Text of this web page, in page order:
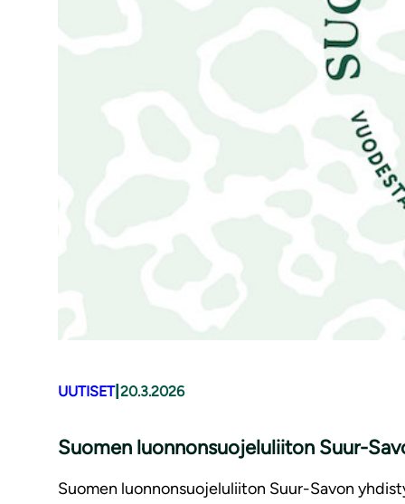
UUTISET| 20.3.2026
Suomen luonnonsuojeluliiton Suur-
Suomen luonnonsuojeluliiton Suur-Savon